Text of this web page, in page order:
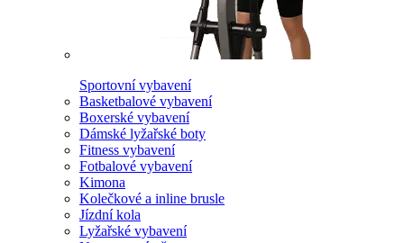
Sportovní vybavení
Basketbalové vybavení
Boxerské vybavení
Dámské lyžařské boty
Fitness vybavení
Fotbalové vybavení
Kimona
Kolečkové a inline brusle
Jízdní kola
Lyžařské vybavení